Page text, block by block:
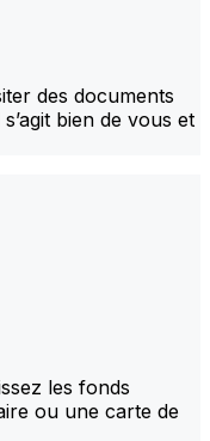
des documents
bien de vous et
les fonds
ou une carte de